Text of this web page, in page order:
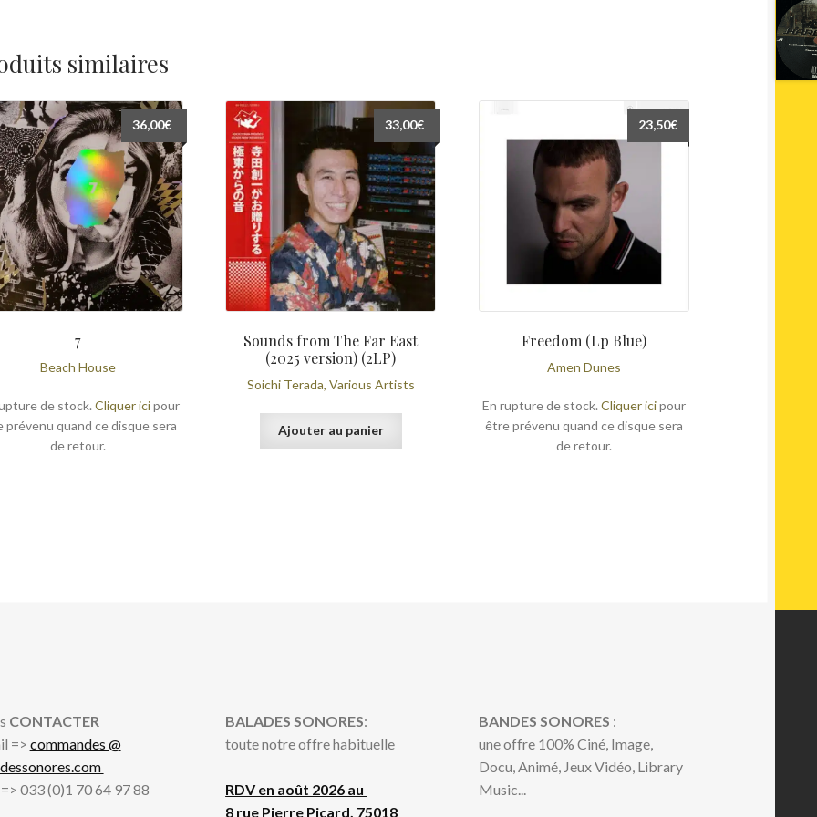
similaires
7
Beach House
36,00€
de stock. Cliquer icipour
prévenu quand ce disque sera
de retour.
Sounds from The Far East
(2025 version) (2LP)
Soichi Terada, Various Artists
33,00€
Ajouter au panier
Freedom (Lp Blue)
Amen Dunes
23,50€
En rupture de stock. Cliquer icipour
être prévenu quand ce disque sera
de retour.
CONTACTER
=> commandes @
033 (0)1 70 64 97 88
BALADES SONORES:
toute notre offre habituelle
RDV en août 2026 au
8 rue Pierre Picard, 75018
BANDES SONORES :
une offre 100% Ciné, Image,
Docu, Animé, Jeux Vidéo, Library
Music...